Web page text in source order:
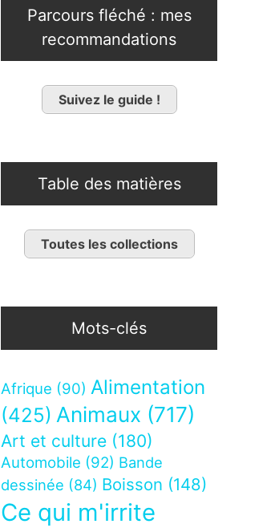
Parcours fléché : mes
recommandations
Suivez le guide !
Table des matières
Toutes les collections
Mots-clés
Afrique (90) Alimentation
(425) Animaux (717)
Art et culture (180)
Automobile (92) Bande
dessinée (84) Boisson (148)
Ce qui m'irrite